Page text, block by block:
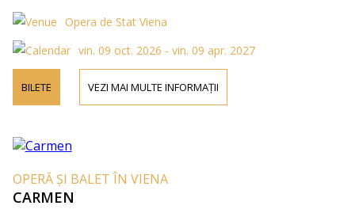
Opera de Stat Viena
vin. 09 oct. 2026 - vin. 09 apr. 2027
BILETE VEZI MAI MULTE INFORMAȚII
OPERĂ ȘI BALET ÎN VIENA
CARMEN